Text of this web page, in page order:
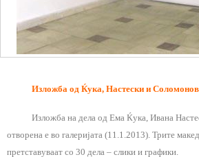
Изложба од Ќука, Настески и
Изложба на дела од Ема Ќука, Ивана
отворена е во галеријата (11.1.2013). Трите
претставуваат со 30 дела – слики и графики.